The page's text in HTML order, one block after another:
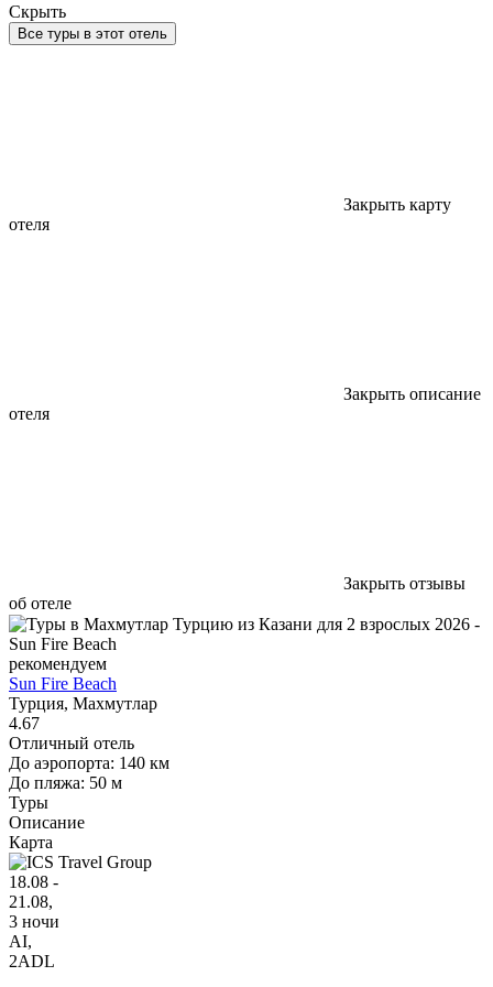
Скрыть
Все туры в этот отель
Закрыть карту
отеля
Закрыть описание
отеля
Закрыть отзывы
об отеле
рекомендуем
Sun Fire Beach
Турция, Махмутлар
4.67
Отличный отель
До аэропорта: 140 км
До пляжа: 50 м
Туры
Описание
Карта
18.08 -
21.08,
3 ночи
AI,
2ADL